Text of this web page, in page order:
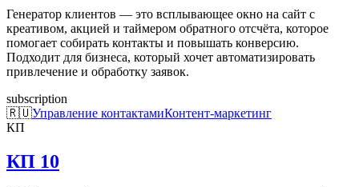
Генератор клиентов — это всплывающее окно на сайт с
креативом, акцией и таймером обратного отсчёта, которое
помогает собирать контакты и повышать конверсию.
Подходит для бизнеса, который хочет автоматизировать
привлечение и обработку заявок.
subscription
🇷🇺Управление контактамиКонтент-маркетинг
КП
КП 10